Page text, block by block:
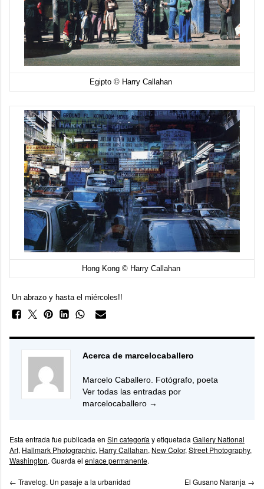
Egipto © Harry Callahan
Hong Kong © Harry Callahan
Un abrazo y hasta el miércoles!!
Acerca de marcelocaballero
Marcelo Caballero. Fotógrafo, poeta
Ver todas las entradas por
marcelocaballero →
Esta entrada fue publicada en Sin categoría y etiquetada Gallery National
Art, Hallmark Photographic, Harry Callahan, New Color, Street Photography,
Washington. Guarda el enlace permanente.
← Travelog. Un pasaje a la urbanidad El Gusano Naranja →